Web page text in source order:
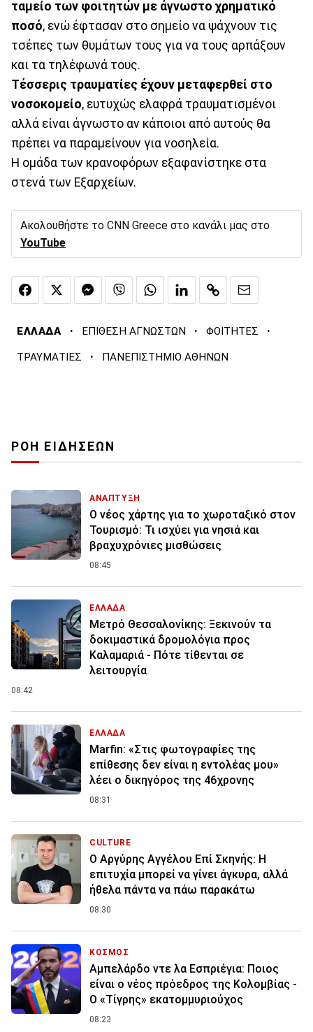
ταμείο των φοιτητών με άγνωστο χρηματικό
ποσό, ενώ έφτασαν στο σημείο να ψάχνουν τις
τσέπες των θυμάτων τους για να τους αρπάξουν
και τα τηλέφωνά τους.
Τέσσερις τραυματίες έχουν μεταφερθεί στο
νοσοκομείο, ευτυχώς ελαφρά τραυματισμένοι
αλλά είναι άγνωστο αν κάποιοι από αυτούς θα
πρέπει να παραμείνουν για νοσηλεία.
Η ομάδα των κρανοφόρων εξαφανίστηκε στα
στενά των Εξαρχείων.
Ακολουθήστε το CNN Greece στο κανάλι μας στο
YouTube
ΕΛΛΑΔΑ · ΕΠΙΘΕΣΗ ΑΓΝΩΣΤΩΝ · ΦΟΙΤΗΤΕΣ ·
ΤΡΑΥΜΑΤΙΕΣ · ΠΑΝΕΠΙΣΤΗΜΙΟ ΑΘΗΝΩΝ
ΡΟΗ ΕΙΔΗΣΕΩΝ
ΑΝΑΠΤΥΞΗ
Ο νέος χάρτης για το χωροταξικό στον
Τουρισμό: Τι ισχύει για νησιά και
βραχυχρόνιες μισθώσεις
08:45
ΕΛΛΑΔΑ
Μετρό Θεσσαλονίκης: Ξεκινούν τα
δοκιμαστικά δρομολόγια προς
Καλαμαριά - Πότε τίθενται σε
λειτουργία
08:42
ΕΛΛΑΔΑ
Marfin: «Στις φωτογραφίες της
επίθεσης δεν είναι η εντολέας μου»
λέει ο δικηγόρος της 46χρονης
08:31
CULTURE
Ο Αργύρης Αγγέλου Επί Σκηνής: Η
επιτυχία μπορεί να γίνει άγκυρα, αλλά
ήθελα πάντα να πάω παρακάτω
08:30
ΚΟΣΜΟΣ
Αμπελάρδο ντε λα Εσπριέγια: Ποιος
είναι ο νέος πρόεδρος της Κολομβίας -
Ο «Τίγρης» εκατομμυριούχος
08:23